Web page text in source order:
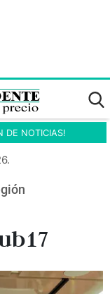
DE NOTICIAS!